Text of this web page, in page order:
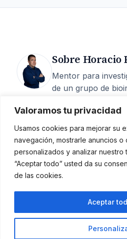
Valoramos tu privacidad
Usamos cookies para mejorar su
navegación, mostrarle anuncios o
personalizados y analizar nuestro
“Aceptar todo” usted da su
de las cookies.
Aceptar
Sobre Horacio
Mentor para
de un grupo de
carrera, 200+
captados, 15 tesis
400 episodios del
la investigación.
Mentoría · Quién